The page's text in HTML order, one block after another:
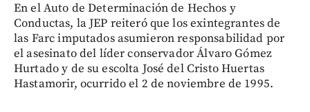
En el Auto de Determinación de Hechos y
Conductas, la JEP reiteró que los exintegrantes de
las Farc imputados asumieron responsabilidad por
el asesinato del líder conservador Álvaro Gómez
Hurtado y de su escolta José del Cristo Huertas
Hastamorir, ocurrido el 2 de noviembre de 1995.